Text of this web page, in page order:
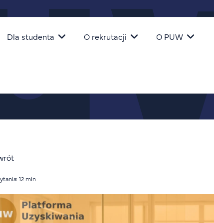
Dla studenta O rekrutacji O PUW
12 min